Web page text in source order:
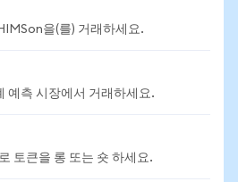
을(를) 거래하세요.
예측 시장에서 거래하세요.
토큰을 롱 또는 숏 하세요.